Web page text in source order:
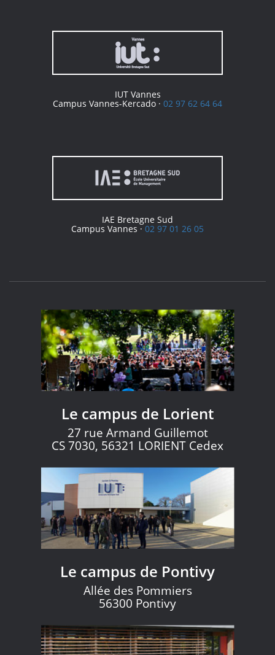
IUT Vannes
Campus Vannes-Kercado · 02 97 62 64 64
IAE Bretagne Sud
Campus Vannes ·02 97 01 26 05
Le campus de Lorient
27 rue Armand Guillemot
CS 7030, 56321 LORIENT Cedex
Le campus de Pontivy
Allée des Pommiers
56300 Pontivy